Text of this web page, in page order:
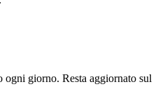
giorno. Resta aggiornato sul